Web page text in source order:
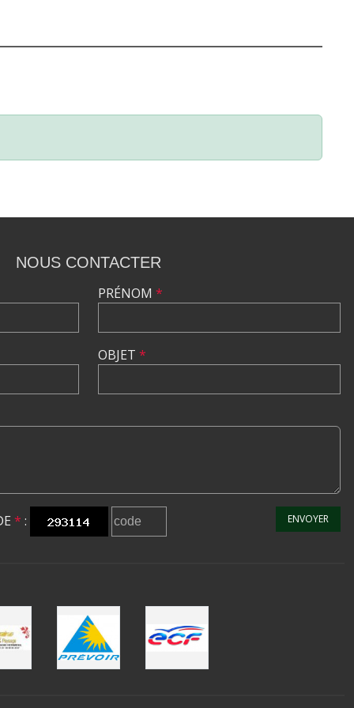
NOUS CONTACTER
PRÉNOM *
OBJET *
* : ENVOYER